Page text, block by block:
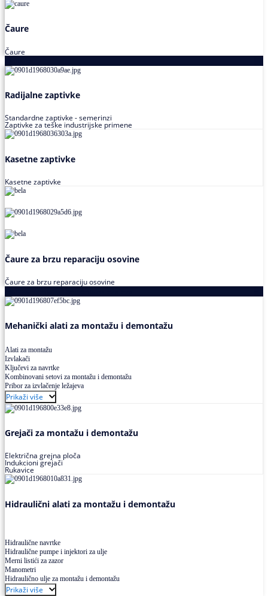
Čaure
Čaure
Radijalne zaptivke
Standardne zaptivke - semerinzi
Zaptivke za teške industrijske primene
Kasetne zaptivke
Kasetne zaptivke
Čaure za brzu reparaciju osovine
Čaure za brzu reparaciju osovine
Mehanički alati za montažu i demontažu
Alati za montažu
Izvlakači
Ključevi za navrtke
Kombinovani setovi za montažu i demontažu
Pribor za izvlačenje ležajeva
Prikaži više
Grejači za montažu i demontažu
Električna grejna ploča
Indukcioni grejači
Rukavice
Hidraulični alati za montažu i demontažu
Hidraulične navrtke
Hidraulične pumpe i injektori za ulje
Merni listići za zazor
Manometri
Hidraulično ulje za montažu i demontažu
Prikaži više